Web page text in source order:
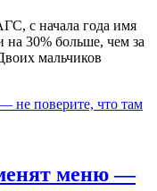
с начала года имя
на 30% больше, чем за
мальчиков
меню —